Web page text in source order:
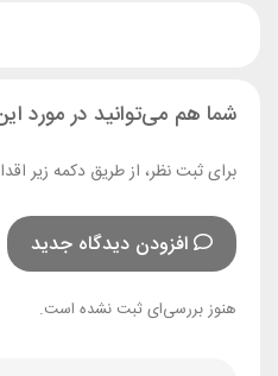
شما هم می‌توانید در مورد
برای ثبت نظر، از طریق دکمه زیر
افزودن دیدگاه جدید
هنوز بررسی‌ای ثبت نشده است.